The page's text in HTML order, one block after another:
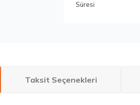
Süresi
Taksit Seçenekleri